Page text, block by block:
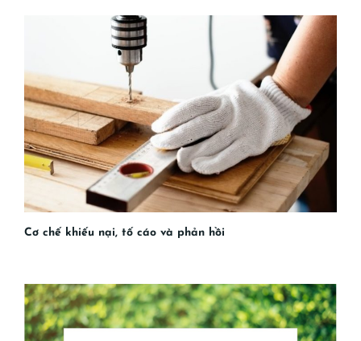
Cơ chế khiếu nại, tố cáo và phản hồi